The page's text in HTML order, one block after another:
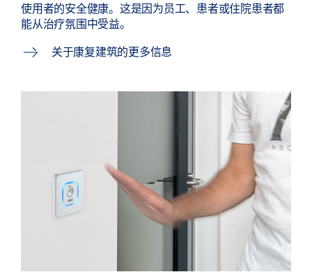
使用者的安全健康。这是因为员工、患者或住院患者都
能从治疗氛围中受益。
关于康复建筑的更多信息